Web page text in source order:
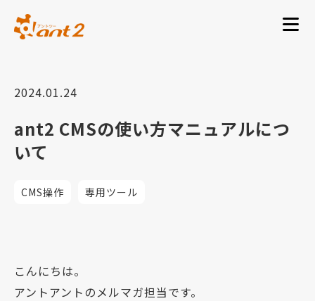
2024.01.24
ant2 CMSの使い方マニュアルにつ
いて
CMS操作 専用ツール
こんにちは。
アントアントのメルマガ担当です。